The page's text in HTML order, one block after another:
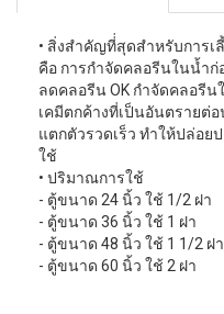
• สิ่งสำคัญที่่สุดสำหรับการเ
คือ การกำจัดคลอรีนในนํ้าก่
ลดคลอรีน OK กำจัดคลอรีน
เคมีตกค้างที่เป็นอันตรายต่อ
แตกตัวรวดเร็ว ทำให้ปล่อย
ใช้
• ปริมาณการใช้
- ตู้ขนาด 24 นิ้ว ใช้ 1/2 ฝา
- ตู้ขนาด 36 นิ้ว ใช้ 1 ฝา
- ตู้ขนาด 48 นิ้ว ใช้ 1 1/2 ฝา
- ตู้ขนาด 60 นิ้ว ใช้ 2 ฝา